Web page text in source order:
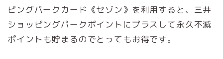
ピングパークカード《セゾン》を利用すると、三井
ショッピングパークポイントにプラスして永久不滅
ポイントも貯まるのでとってもお得です。